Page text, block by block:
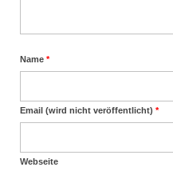
Name *
Email (wird nicht veröffentlicht) *
Webseite